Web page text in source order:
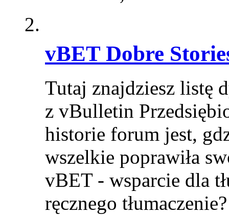
vBET Dobre
Tutaj znajdziesz listę
z vBulletin
historie forum jest,
wszelkie poprawiła
vBET - wsparcie dla
ręcznego tłumaczenie?